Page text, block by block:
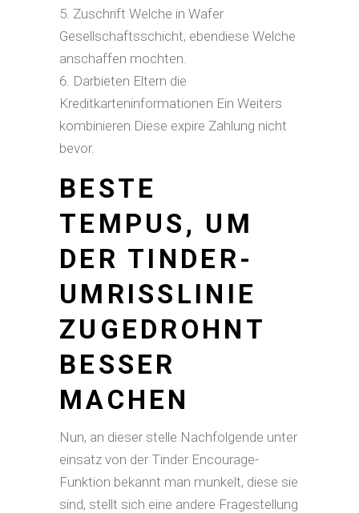
Zuschrift Welche in Wafer
Gesellschaftsschicht, ebendiese Welche
anschaffen mochten.
Darbieten Eltern die
Kreditkarteninformationen Ein Weiters
kombinieren Diese expire Zahlung nicht
bevor.
BESTE
TEMPUS, UM
DER TINDER-
UMRISSLINIE
ZUGEDROHNT
BESSER
MACHEN
Nun, an dieser stelle Nachfolgende unter
einsatz von der Tinder Encourage-
Funktion bekannt man munkelt, diese sie
sind, stellt sich eine andere Fragestellung